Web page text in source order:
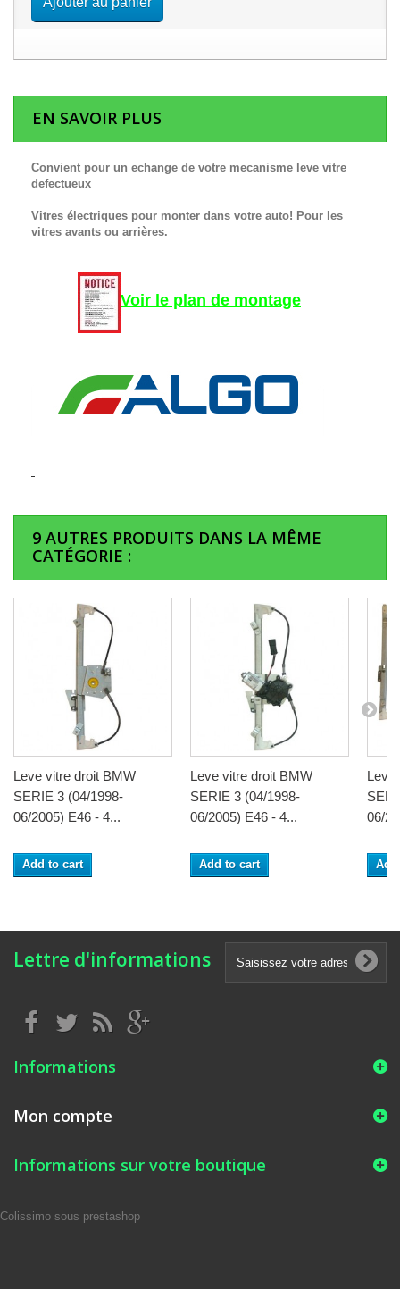
EN SAVOIR PLUS
Convient pour un echange de votre mecanisme leve vitre
defectueux
Vitres électriques pour monter dans votre auto! Pour les
vitres avants ou arrières.
Voir le plan de montage
9 AUTRES PRODUITS DANS LA MÊME
CATÉGORIE :
Leve vitre droit BMW
SERIE 3 (04/1998-
06/2005) E46 - 4...
Add to cart
Leve vitre droit BMW
SERIE 3 (04/1998-
06/2005) E46 - 4...
Add to cart
Leve
06/
Lettre d'informations
Informations
Mon compte
Informations sur votre boutique
Colissimo sous prestashop